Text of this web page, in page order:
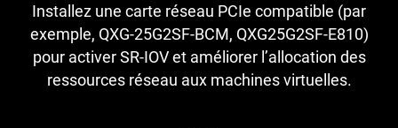
Installez une carte réseau PCIe compatible (par
exemple, QXG-25G2SF-BCM, QXG25G2SF-E810)
pour activer SR-IOV et améliorer l’allocation des
ressources réseau aux machines virtuelles.